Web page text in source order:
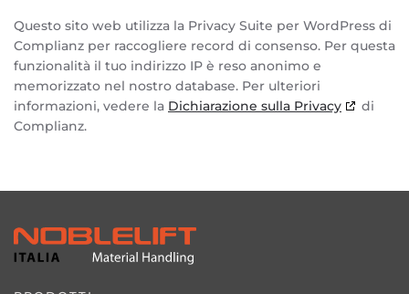
Questo sito web utilizza la Privacy Suite per WordPress di
Complianz per raccogliere record di consenso. Per questa
funzionalità il tuo indirizzo IP è reso anonimo e
memorizzato nel nostro database. Per ulteriori
informazioni, vedere la Dichiarazione sulla Privacy
di
Complianz.